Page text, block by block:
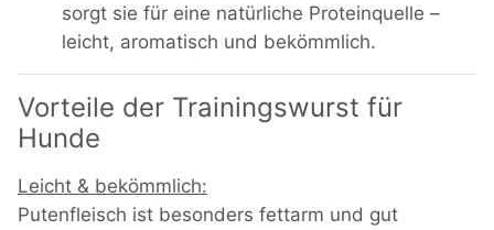
sorgt sie für eine natürliche Proteinquelle –
leicht, aromatisch und bekömmlich.
Vorteile der Trainingswurst für
Hunde
Leicht & bekömmlich:
Putenfleisch ist besonders fettarm und gut